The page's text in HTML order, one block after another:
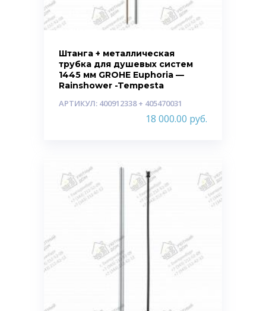
Штанга + металлическая
трубка для душевых систем
1445 мм GROHE Euphoria —
Rainshower -Tempesta
АРТИКУЛ: 400912338 + 405470031
18 000.00 руб.